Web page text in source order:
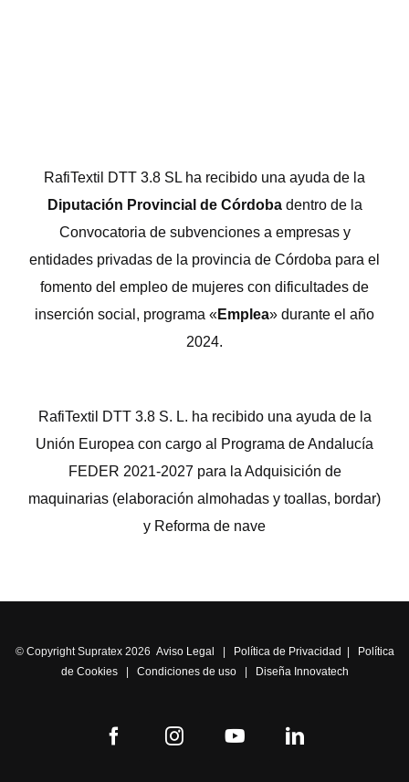
RafiTextil DTT 3.8 SL ha recibido una ayuda de la
Diputación Provincial de Córdobadentro de la
Convocatoria de subvenciones a empresas y
entidades privadas de la provincia de Córdoba para el
fomento del empleo de mujeres con dificultades de
inserción social, programa «Emplea» durante el año
2024.
RafiTextil DTT 3.8 S. L. ha recibido una ayuda de la
Unión Europea con cargo al Programa de Andalucía
FEDER 2021-2027 para la Adquisición de
maquinarias (elaboración almohadas y toallas, bordar)
y Reforma de nave
© Copyright Supratex 2026 Aviso Legal | Política de Privacidad |
Política
de Cookies| Condiciones de uso| Diseña Innovatech